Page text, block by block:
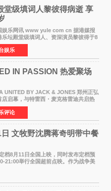
堂级填词人黎彼得病逝 享
乐网讯 www yule com cn 据港媒报
乐坛殿堂级填词人、资深演员黎彼得于8
因病离世，终年76岁。好友钟志光透
得今年3月中风后便卧床休养，身体机能
，最
娱乐
IN PASSION 热爱聚场
BY JACK & JONES 郑州正弘
店启幕，与特雷西・麦克格雷迪共启热
年7 月21 日，
全国首店，于郑
正式启幕。NBA 传奇球星
评论
文牧野沈腾蒋奇明带中餐
8月11日全国上映，同时发布定档预
21:00举行全国超前点映。作为战争美